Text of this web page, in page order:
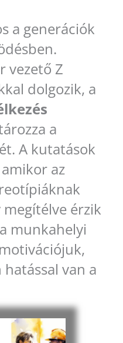
a generációk
vezető Z
dolgozik, a
a
A kutatások
az
érzik
munkahelyi
hatással van a